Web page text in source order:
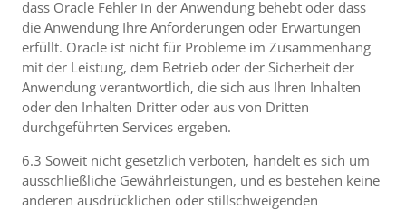
dass Oracle Fehler in der Anwendung behebt oder dass
die Anwendung Ihre Anforderungen oder Erwartungen
erfüllt. Oracle ist nicht für Probleme im Zusammenhang
mit der Leistung, dem Betrieb oder der Sicherheit der
Anwendung verantwortlich, die sich aus Ihren Inhalten
oder den Inhalten Dritter oder aus von Dritten
durchgeführten Services ergeben.
6.3 Soweit nicht gesetzlich verboten, handelt es sich um
ausschließliche Gewährleistungen, und es bestehen keine
anderen ausdrücklichen oder stillschweigenden